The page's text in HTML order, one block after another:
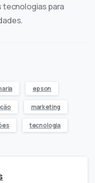
tecnologias para
epson
marketing
tecnologia